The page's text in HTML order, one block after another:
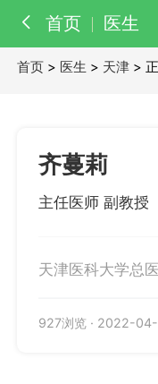
首页 医生
首页 > 医生 > 天津 >
齐蔓莉
主任医师 副教授
天津医科大学总
927浏览 · 2022-